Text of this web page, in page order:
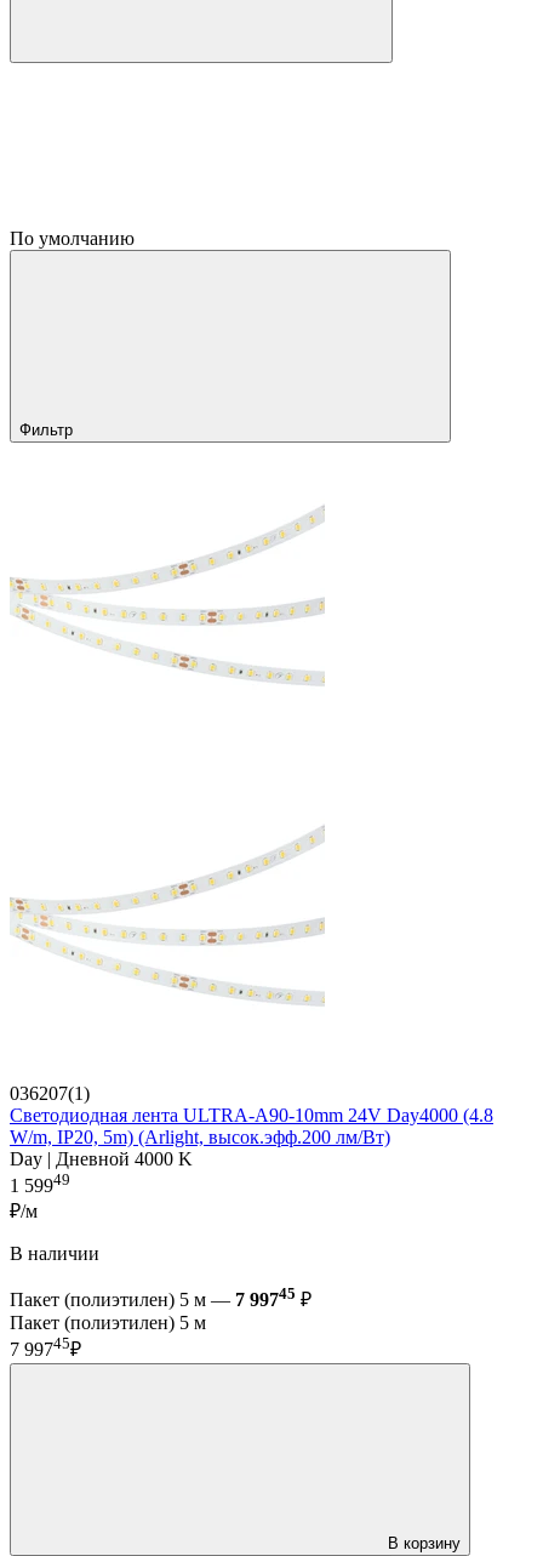
По умолчанию
Фильтр
036207(1)
Светодиодная лента ULTRA-A90-10mm 24V Day4000 (4.8
W/m, IP20, 5m) (Arlight, высок.эфф.200 лм/Вт)
Day | Дневной 4000 K
1 59949
₽/м
В наличии
Пакет (полиэтилен) 5 м — 7 99745 ₽
Пакет (полиэтилен) 5 м
7 99745₽
В корзину